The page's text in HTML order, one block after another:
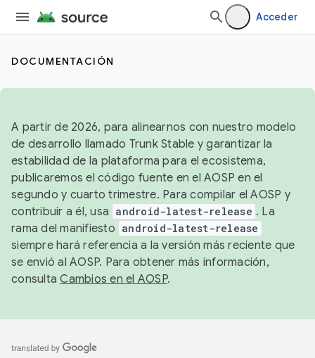
Acceder
DOCUMENTACIÓN
A partir de 2026, para alinearnos con nuestro modelo
de desarrollo llamado Trunk Stable y garantizar la
estabilidad de la plataforma para el ecosistema,
publicaremos el código fuente en el AOSP en el
segundo y cuarto trimestre. Para compilar el AOSP y
contribuir a él, usa android-latest-release . La
rama del manifiesto android-latest-release
siempre hará referencia a la versión más reciente que
se envió al AOSP. Para obtener más información,
consultaCambios en el AOSP.